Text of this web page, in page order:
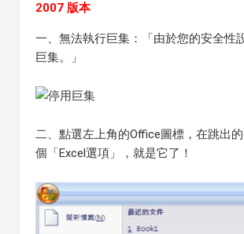
2007 版本
一、無法執行巨集：「由於您的安全性
巨集。」
二、點選左上角的Office圖標，在跳出
個「Excel選項」，就是它了！